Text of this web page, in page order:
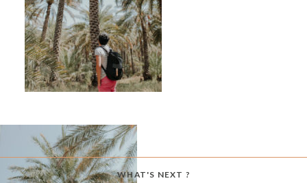
WHAT'S NEXT ?
PORTFOLIO
INFOS
JOURNAL
CONTACT